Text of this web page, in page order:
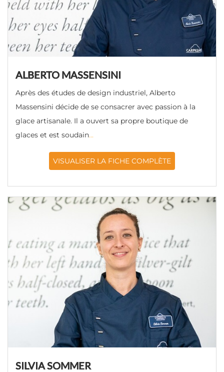
ALBERTO MASSENSINI
Après des études de design industriel, Alberto
Massensini décide de se consacrer avec passion à la
glace artisanale. Il a ouvert sa propre boutique de
glaces et est soudain...
VISUALISER LA FICHE COMPLÈTE
SILVIA SOMMER